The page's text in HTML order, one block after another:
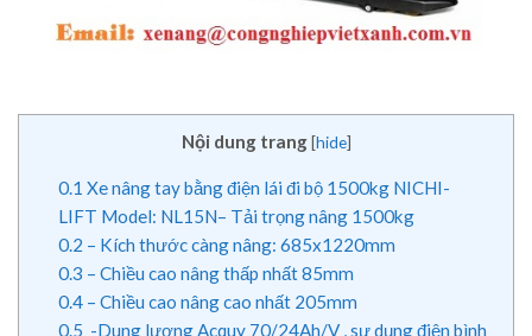
Nội dung trang [hide]
0.1 Xe nâng tay bằng điện lái đi bộ 1500kg NICHI-
LIFT Model: NL15N– Tải trọng nâng 1500kg
0.2 – Kích thước càng nâng: 685x1220mm
0.3 – Chiều cao nâng thấp nhất 85mm
0.4– Chiều cao nâng cao nhất 205mm
0.5 -Dung lượng Acquy 70/24Ah/V , sự dụng điện bình